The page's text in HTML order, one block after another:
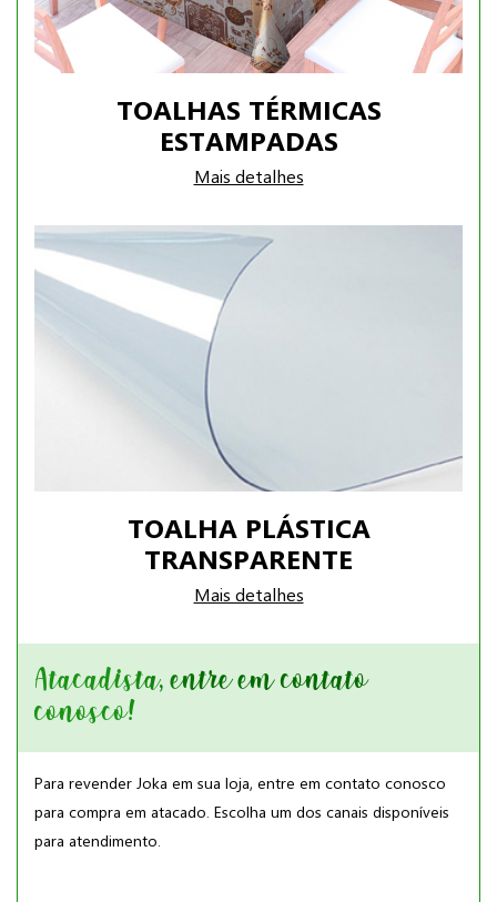
TOALHAS TÉRMICAS
ESTAMPADAS
Mais detalhes
TOALHA PLÁSTICA
TRANSPARENTE
Mais detalhes
Atacadista, entre em contato
conosco!
Para revender Joka em sua loja, entre em contato conosco
para compra em atacado. Escolha um dos canais disponíveis
para atendimento.